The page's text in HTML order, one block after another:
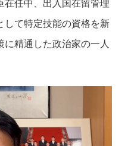
して特定技能の資格を新
精通した政治家の一人